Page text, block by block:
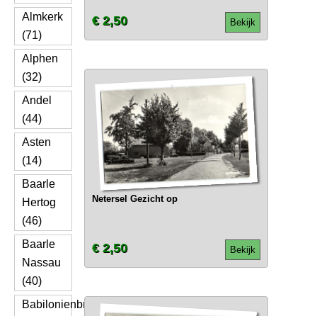
Almkerk
(71)
Alphen
(32)
Andel
(44)
Asten
(14)
Baarle
Hertog
(46)
Baarle
Nassau
(40)
Babilonienbroek
Bekijk
€ 2,50
Netersel Gezicht op
Bekijk
€ 2,50